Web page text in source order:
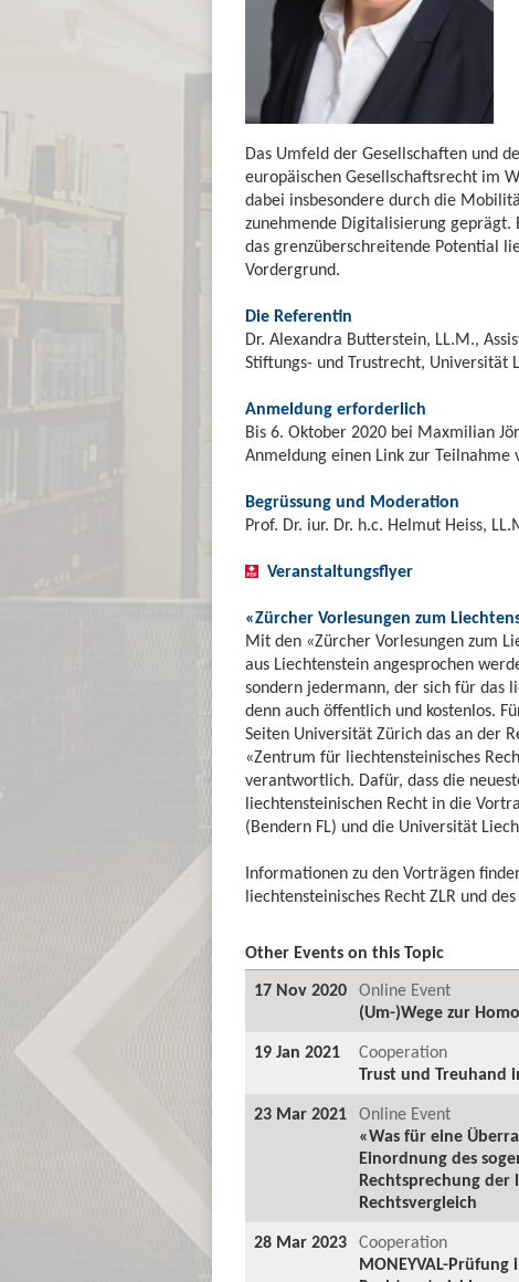
Das Umfeld der Gesellschaften und
europäischen Gesellschaftsrecht im
dabei insbesondere durch die
zunehmende Digitalisierung
das grenzüberschreitende Potential
Vordergrund.
Die Referentin
Dr. Alexandra Butterstein, LL.M.,
Stiftungs- und Trustrecht, Universität
Anmeldung erforderlich
Bis 6. Oktober 2020 bei Maxmilian
Anmeldung einen Link zur Teilnahme
Begrüssung und Moderation
Prof. Dr. iur. Dr. h.c. Helmut Heiss,
Veranstaltungsflyer
«Zürcher Vorlesungen zum
Mit den «Zürcher Vorlesungen zum
aus Liechtenstein angesprochen
sondern jedermann, der sich für das
denn auch öffentlich und kostenlos.
Seiten Universität Zürich das an der
«Zentrum für liechtensteinisches
verantwortlich. Dafür, dass die
liechtensteinischen Recht in die
(Bendern FL) und die Universität
Informationen zu den Vorträgen
liechtensteinisches Recht ZLR und
Other Events on this Topic
17 Nov 2020 Online Event
(Um-)Wege zur
19 Jan 2021
Cooperation
Trust und Treuhand
23 Mar 2021 Online Event
«Was für eine
Einordnung des
Rechtsprechung
Rechtsvergleich
28 Mar 2023 Cooperation
MONEYVAL-